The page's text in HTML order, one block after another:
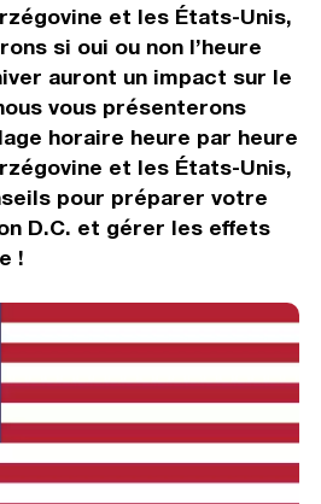
et les États-Unis,
si oui ou non l’heure
auront un impact sur le
vous présenterons
horaire heure par heure
et les États-Unis,
pour préparer votre
D.C. et gérer les effets
!